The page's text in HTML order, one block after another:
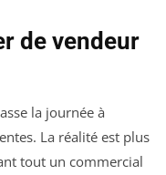
de vendeur
la journée à
La réalité est plus
tout un commercial